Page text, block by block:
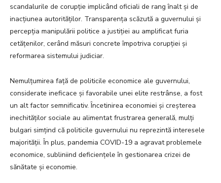
scandalurile de corupție implicând oficiali de rang înalt și de
inacțiunea autorităților. Transparența scăzută a guvernului și
percepția manipulării politice a justiției au amplificat furia
cetățenilor, cerând măsuri concrete împotriva corupției și
reformarea sistemului judiciar.
Nemulțumirea față de politicile economice ale guvernului,
considerate ineficace și favorabile unei elite restrânse, a fost
un alt factor semnificativ. Încetinirea economiei și creșterea
inechităților sociale au alimentat frustrarea generală, mulți
bulgari simțind că politicile guvernului nu reprezintă interesele
majorității. În plus, pandemia COVID-19 a agravat problemele
economice, subliniind deficiențele în gestionarea crizei de
sănătate și economie.